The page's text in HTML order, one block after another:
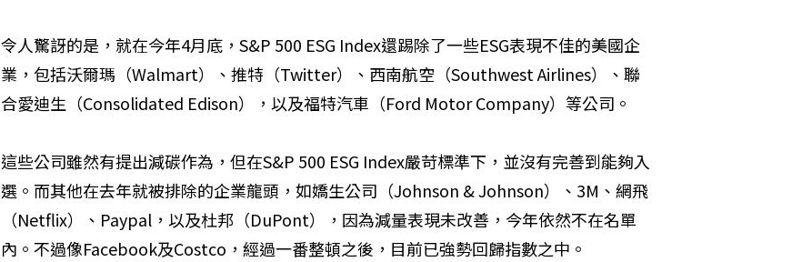
令人驚訝的是，就在今年4月底，S&P 500 ESG Index還踢除了一些ESG表現不佳的美國企
業，包括沃爾瑪（Walmart）、推特（Twitter）、西南航空（Southwest Airlines）、聯
合愛迪生（Consolidated Edison），以及福特汽車（Ford Motor Company）等公司。
這些公司雖然有提出減碳作為，但在S&P 500 ESG Index嚴苛標準下，並沒有完善到能夠入
選。而其他在去年就被排除的企業龍頭，如嬌生公司（Johnson & Johnson）、3M、網飛
（Netflix）、Paypal，以及杜邦（DuPont），因為減量表現未改善，今年依然不在名單
內。不過像Facebook及Costco，經過一番整頓之後，目前已強勢回歸指數之中。